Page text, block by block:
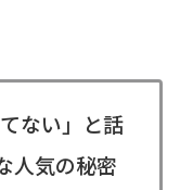
ない」と話
人気の秘密